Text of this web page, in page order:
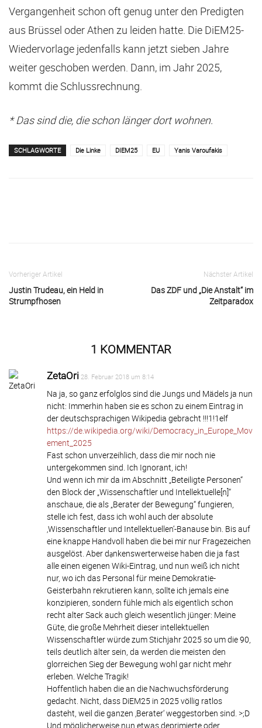
Vergangenheit schon oft genug unter den Predigten
aus Brüssel oder Athen zu leiden hatte. Die DiEM25-
Wiedervorlage jedenfalls kann jetzt sieben Jahre
weiter geschoben werden. Dann, im Jahr 2025,
kommt die Schlussrechnung.
* Das sind die, die schon länger dort wohnen.
SCHLAGWORTE Die Linke DIEM25 EU Yanis Varoufakis
Vorheriger Artikel
Justin Trudeau, ein Held in
Strumpfhosen
Nächster Artikel
Das ZDF und „Die Anstalt“ im
Zeitparadox
1 KOMMENTAR
ZetaOri 28. Februar 2018 um 8:14
Na ja, so ganz erfolglos sind die Jungs und Mädels ja nun
nicht: Immerhin haben sie es schon zu einem Eintrag in
der deutschsprachigen Wikipedia gebracht !!!1!1elf
https://de.wikipedia.org/wiki/Democracy_in_Europe_Mov
ement_2025
Fast schon unverzeihlich, dass die mir noch nie
untergekommen sind. Ich Ignorant, ich!
Und wenn ich mir da im Abschnitt „Beteiligte Personen“
den Block der „Wissenschaftler und Intellektuelle[n]“
anschaue, die als „Berater der Bewegung“ fungieren,
stelle ich fest, dass ich wohl auch der absolute
‚Wissenschaftler und Intellektuellen‘-Banause bin. Bis auf
eine knappe Handvoll haben die bei mir nur Fragezeichen
ausgelöst. Aber dạnkenswerterweise haben die ja fast
alle einen eigenen Wiki-Eintrag, und nun weiß ich nicht
nur, wo ich das Personal für meine Demokratie-
Geisterbahn rekrutieren kann, sollte ich jemals eine
konzipieren, sondern fühle mich als eigentlich schon
recht alter Sack auch gleich wesentlich jünger: Meine
Güte, die große Mehrheit dieser intellektuellen
Wissenschaftler würde zum Stichjahr 2025 so um die 90,
teils deutlich älter sein, da werden die meisten den
glorreichen Sieg der Bewegung wohl gar nicht mehr
erleben. Welche Tragik!
Hoffentlich haben die an die Nachwuchsförderung
gedacht. Nicht, dass DiEM25 in 2025 völlig ratlos
dasteht, weil die ganzen ‚Berater‘ weggestorben sind. >;D
Und möglicherweise nun etwas deprimierte oder